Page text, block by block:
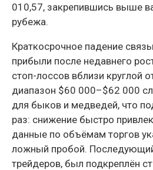
010,57, закрепившись выше
рубежа.
Краткосрочное падение
прибыли после недавнего
стоп-лоссов вблизи круглой
диапазон $60 000–$62 000
для быков и медведей, что
раз: снижение быстро
данные по объёмам торгов
ложный пробой.
трейдеров, был подкреплён